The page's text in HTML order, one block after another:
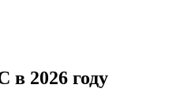
2026 году